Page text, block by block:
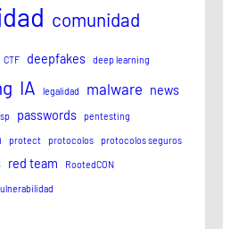
comunidad
CTF deepfakes deep learning
IA legalidad malware news
passwords pentesting
protect protocolos protocolos seguros
red team RootedCON